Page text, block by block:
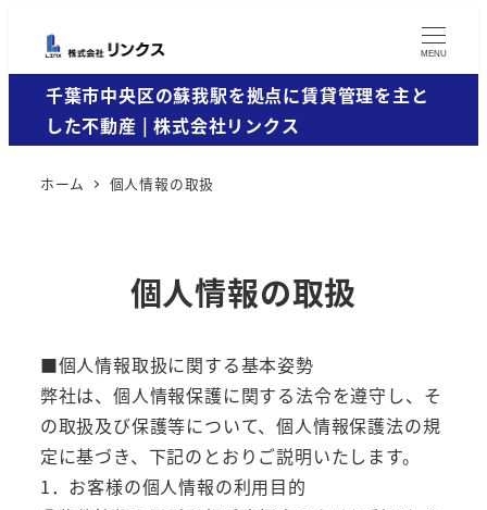
MENU
千葉市中央区の蘇我駅を拠点に賃貸管理を主と
した不動産 | 株式会社リンクス
ホーム 個人情報の取扱
個人情報の取扱
■個人情報取扱に関する基本姿勢
弊社は、個人情報保護に関する法令を遵守し、そ
の取扱及び保護等について、個人情報保護法の規
定に基づき、下記のとおりご説明いたします。
1．お客様の個人情報の利用目的